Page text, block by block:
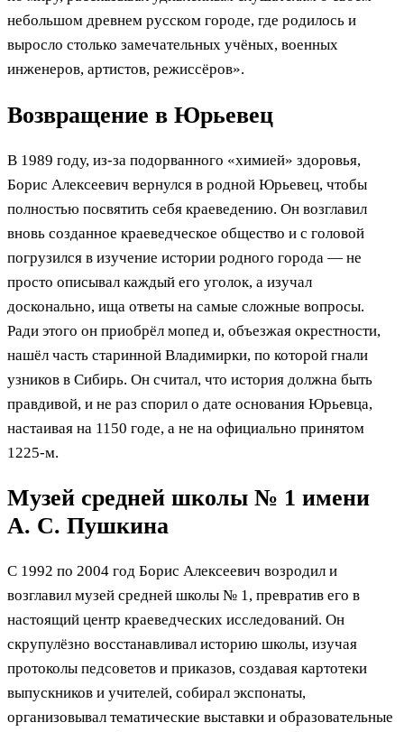
небольшом древнем русском городе, где родилось и
выросло столько замечательных учёных, военных
инженеров, артистов, режиссёров».
Возвращение в Юрьевец
В 1989 году, из-за подорванного «химией» здоровья,
Борис Алексеевич вернулся в родной Юрьевец, чтобы
полностью посвятить себя краеведению. Он возглавил
вновь созданное краеведческое общество и с головой
погрузился в изучение истории родного города — не
просто описывал каждый его уголок, а изучал
досконально, ища ответы на самые сложные вопросы.
Ради этого он приобрёл мопед и, объезжая окрестности,
нашёл часть старинной Владимирки, по которой гнали
узников в Сибирь. Он считал, что история должна быть
правдивой, и не раз спорил о дате основания Юрьевца,
настаивая на 1150 годе, а не на официально принятом
1225-м.
Музей средней школы № 1 имени
А. С. Пушкина
С 1992 по 2004 год Борис Алексеевич возродил и
возглавил музей средней школы № 1, превратив его в
настоящий центр краеведческих исследований. Он
скрупулёзно восстанавливал историю школы, изучая
протоколы педсоветов и приказов, создавая картотеки
выпускников и учителей, собирал экспонаты,
организовывал тематические выставки и образовательные